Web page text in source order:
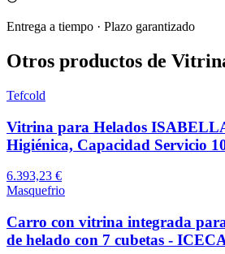
Entrega a tiempo · Plazo garantizado
Otros productos de
Tefcold
Vitrina para Helados
Higiénica, Capacidad Servicio
6.393,23 €
Masquefrio
Carro con vitrina integrada
de helado con 7 cubetas -